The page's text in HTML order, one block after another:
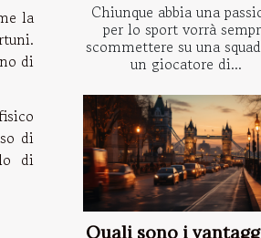
la
di
di
di
Chiunque abbia una
per lo sport vorrà
scommettere su una
un giocatore di...
Quali sono i